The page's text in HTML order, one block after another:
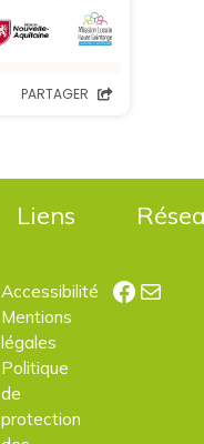
Liens
Accessibilité
Mentions
légales
Politique
de
protection
E-mail